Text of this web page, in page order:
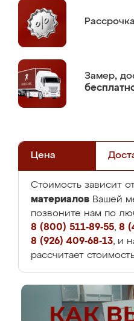
Рассрочка
Замер,
Цена
Стоимость зависит
материалов Вашей
позвоните нам по
8 (800) 511-89-55, 8
8 (926) 409-68-13, и
рассчитает